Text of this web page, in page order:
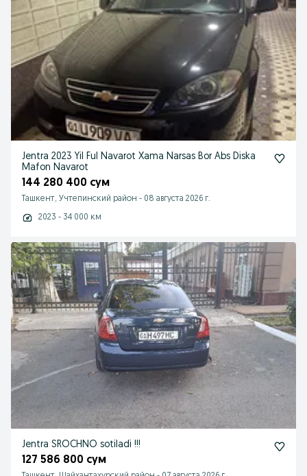
Jentra 2023 Yil Ful Navarot Xama Narsas Bor Abs Diska
Mafon Navarot
144 280 400 сум
Ташкент, Учтепинский район - 08 августа 2026 г.
2023 - 34 000 км
Jentra SROCHNO sotiladi !!!
127 586 800 сум